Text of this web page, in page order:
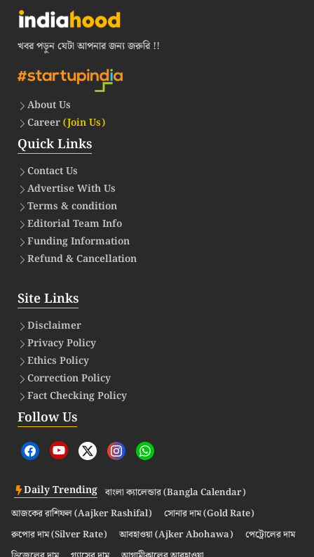
খবর পড়ুন যেটা আপনার জন্য জরুরি !!
About Us
Career(Join Us)
Quick Links
Contact Us
Advertise With Us
Terms & condition
Editorial Team Info
Funding Information
Refund & Cancellation
Site Links
Disclaimer
Privacy Policy
Ethics Policy
Correction Policy
Fact Checking Policy
Follow Us
Daily Trending বাংলা ক্যালেন্ডার (Bangla Calendar)
আজকের রাশিফল (Aajker Rashifal)
সোনার দাম (Gold Rate)
রুপোর দাম (Silver Rate)
আবহাওয়া (Ajker Abohawa)
পেট্রোলের দাম